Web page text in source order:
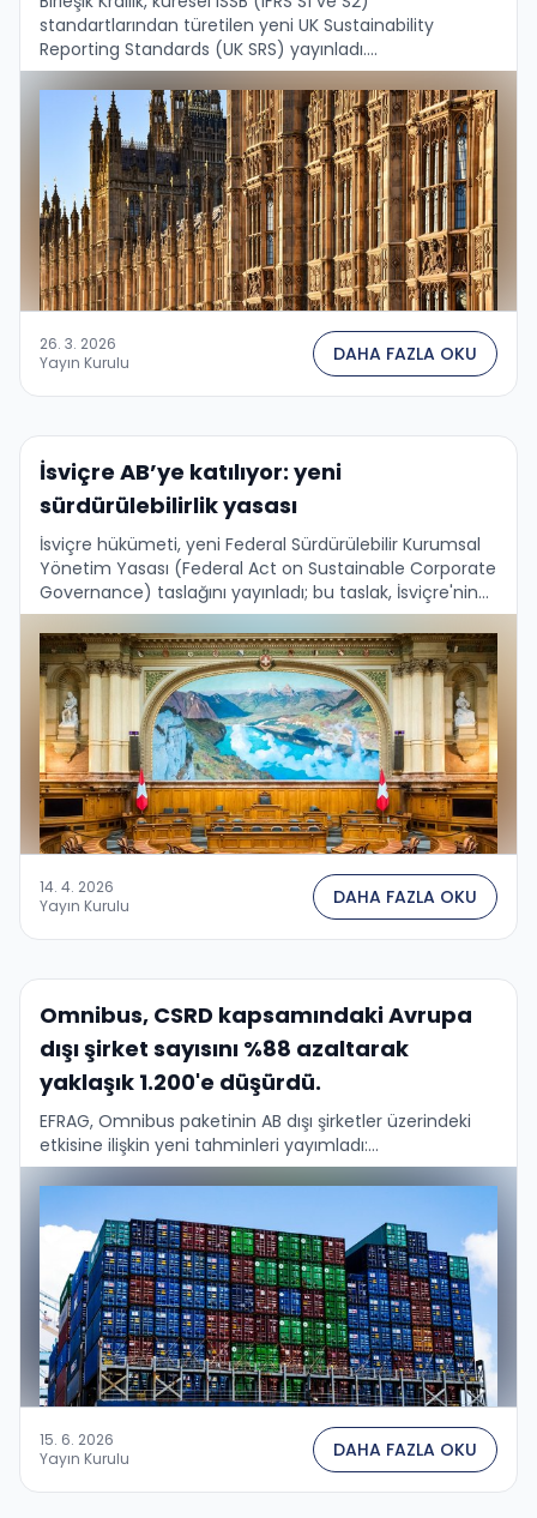
standartlarından türetilen yeni UK Sustainability
Reporting Standards (UK SRS) yayınladı....
26. 3. 2026
Yayın Kurulu
DAHA FAZLA OKU
İsviçre AB’ye katılıyor: yeni
sürdürülebilirlik yasası
İsviçre hükümeti, yeni Federal Sürdürülebilir Kurumsal
Yönetim Yasası (Federal Act on Sustainable Corporate
Governance) taslağını yayınladı; bu taslak, İsviçre'nin
finans dışı raporlama ve durum tespiti kurallarını
Avrupa'nın CSRD ve CSDDD …
14. 4. 2026
Yayın Kurulu
DAHA FAZLA OKU
Omnibus, CSRD kapsamındaki Avrupa
dışı şirket sayısını %88 azaltarak
yaklaşık 1.200'e düşürdü.
EFRAG, Omnibus paketinin AB dışı şirketler üzerindeki
etkisine ilişkin yeni tahminleri yayımladı:...
15. 6. 2026
Yayın Kurulu
DAHA FAZLA OKU